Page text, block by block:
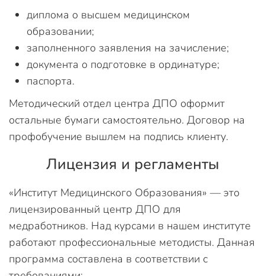
диплома о высшем медицинском
образовании;
заполненного заявления на зачисление;
документа о подготовке в ординатуре;
паспорта.
Методический отдел центра ДПО оформит
остальные бумаги самостоятельно. Договор на
профобучение вышлем на подпись клиенту.
Лицензия и регламенты
«Институт Медицинского Образования» — это
лицензированный центр ДПО для
медработников. Над курсами в нашем институте
работают профессиональные методисты. Данная
программа составлена в соответствии с